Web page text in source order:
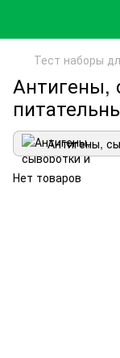
Тест наборы
Антигены,
Антигены,
Нет товаров